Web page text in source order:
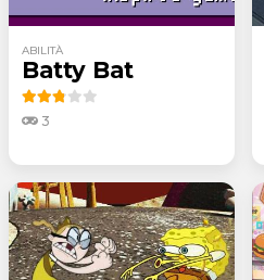
ABILITÀ
Batty Bat
3